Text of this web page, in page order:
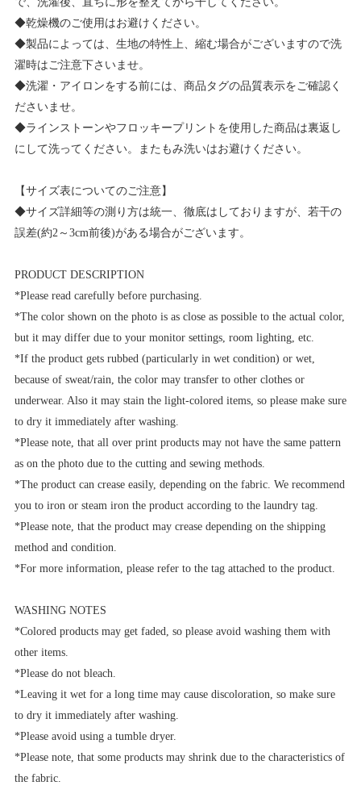
◆乾燥機のご使用はお避けください。
◆製品によっては、生地の特性上、縮む場合がございますので洗
濯時はご注意下さいませ。
◆洗濯・アイロンをする前には、商品タグの品質表示をご確認く
ださいませ。
◆ラインストーンやフロッキープリントを使用した商品は裏返し
にして洗ってください。またもみ洗いはお避けください。
【サイズ表についてのご注意】
◆サイズ詳細等の測り方は統一、徹底はしておりますが、若干の
誤差(約2～3cm前後)がある場合がございます。
PRODUCT DESCRIPTION
*Please read carefully before purchasing.
*The color shown on the photo is as close as possible to the actual color,
but it may differ due to your monitor settings, room lighting, etc.
*If the product gets rubbed (particularly in wet condition) or wet,
because of sweat/rain, the color may transfer to other clothes or
underwear. Also it may stain the light-colored items, so please make sure
to dry it immediately after washing.
*Please note, that all over print products may not have the same pattern
as on the photo due to the cutting and sewing methods.
*The product can crease easily, depending on the fabric. We recommend
you to iron or steam iron the product according to the laundry tag.
*Please note, that the product may crease depending on the shipping
method and condition.
*For more information, please refer to the tag attached to the product.
WASHING NOTES
*Colored products may get faded, so please avoid washing them with
other items.
*Please do not bleach.
*Leaving it wet for a long time may cause discoloration, so make sure
to dry it immediately after washing.
*Please avoid using a tumble dryer.
*Please note, that some products may shrink due to the characteristics of
the fabric.